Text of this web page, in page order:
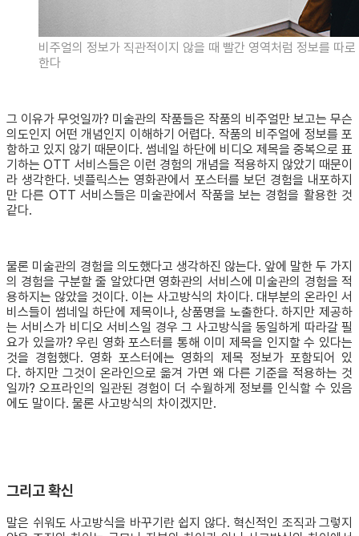
비주얼의 정보가 직관적이지 않을 때 빨간 영역처럼 정보를 따로
한다
그 이유가 무엇일까? 미술관의 작품들은 작품의 비주얼만 보고는 무슨
의도인지 어떤 개념인지 이해하기 어렵다. 작품의 비주얼에 정보를 포
함하고 있지 않기 때문이다. 썸네일 하단에 비디오 제목을 중복으로 표
기하는 OTT 서비스들은 이런 경험의 개념을 적용하지 않았기 때문이
라 생각한다. 넷플릭스는 영화관에서 포스터를 보던 경험을 내포하지
만 다른 OTT 서비스들은 미술관에서 작품을 보는 경험을 활용한 것
같다.
물론 미술관의 경험을 의도했다고 생각하진 않는다. 앞에 말한 두 가지
의 경험을 구분할 줄 알았다면 영화관의 서비스에 미술관의 경험을 적
용하지는 않았을 것이다. 이는 사고방식의 차이다. 대부분의 온라인 서
비스들이 썸네일 하단에 제목이나, 상품명을 노출한다. 하지만 제공하
는 서비스가 비디오 서비스일 경우 그 사고방식을 동일하게 따라갈 필
요가 있을까? 우린 영화 포스터를 통해 이미 제목을 인지할 수 있다는
것을 경험했다. 영화 포스터에는 영화의 제목 정보가 포함되어 있
다. 하지만 그것이 온라인으로 옮겨 가면 왜 다른 기준을 적용하는 것
일까? 오프라인의 일관된 경험이 더 수월하게 정보를 인식할 수 있음
에도 말이다. 물론 사고방식의 차이겠지만.
그리고 확신
말은 쉬워도 사고방식을 바꾸기란 쉽지 않다. 혁신적인 조직과 그렇지